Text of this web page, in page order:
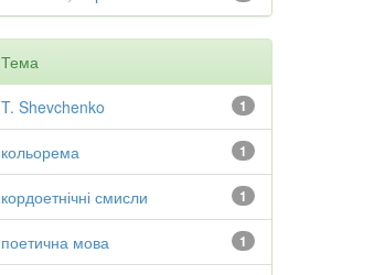
Тема
1
T. Shevchenko
1
кольорема
1
кордоетнічні смисли
1
поетична мова